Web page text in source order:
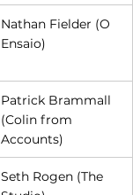
Nathan Fielder (O
Ensaio)
Patrick Brammall
(Colin from
Accounts)
Seth Rogen (The